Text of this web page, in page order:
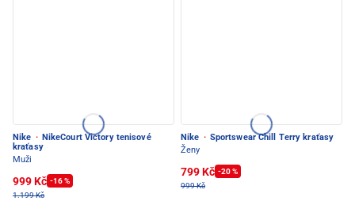
Nike · NikeCourt Victory tenisové
kraťasy
Muži
999 Kč -16 %
1.199 Kč
Nike · Sportswear Chill Terry kraťasy
Ženy
799 Kč -20 %
999 Kč